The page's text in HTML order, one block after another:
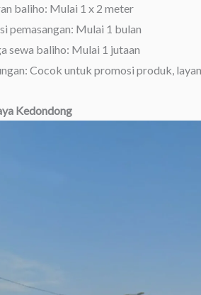
baliho: Mulai 1 x 2 meter
pemasangan: Mulai 1 bulan
sewa baliho: Mulai 1 jutaan
Cocok untuk promosi produk,
Kedondong